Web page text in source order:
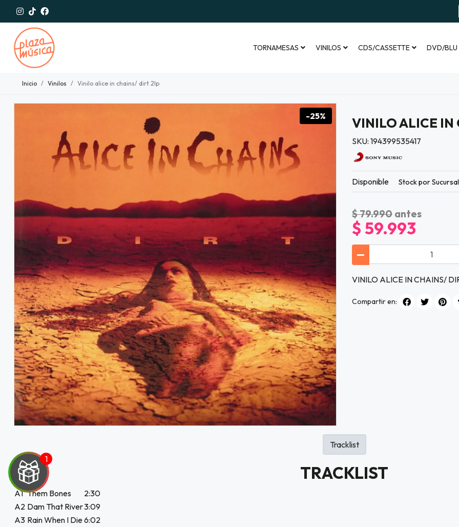
TORNAMESAS VINILOS CDS/CASSETTE DVD/BLU
Inicio Vinilos Vinilo alice in chains/ dirt 2lp
-25% VINILO ALICE IN
SKU: 194399535417
Disponible Stock por
$ 79.990 antes
$ 59.993
VINILO ALICE IN CHAINS/
Compartir en:
TRACKLIST
A1 Them Bones
2:30
A2 Dam That River3:09
A3 Rain When I Die6:02
Tracklist